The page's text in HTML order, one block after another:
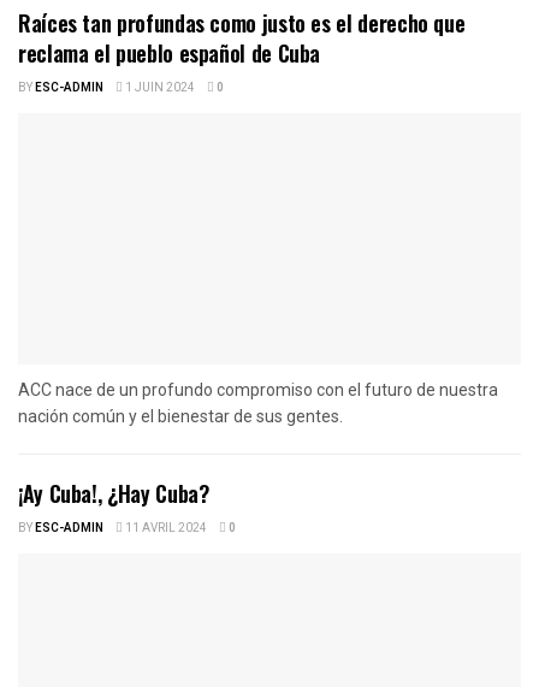
Raíces tan profundas como justo es el derecho que
reclama el pueblo español de Cuba
BYESC-ADMIN 1 JUIN 2024 0
ACC nace de un profundo compromiso con el futuro de nuestra
nación común y el bienestar de sus gentes.
¡Ay Cuba!, ¿Hay Cuba?
BYESC-ADMIN 11 AVRIL 2024 0